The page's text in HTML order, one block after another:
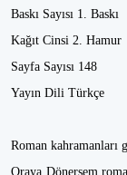
Baskı Sayısı 1. Baskı
Kağıt Cinsi 2. Hamur
Sayfa Sayısı 148
Yayın Dili Türkçe
Roman kahramanları
Oraya Dönersem